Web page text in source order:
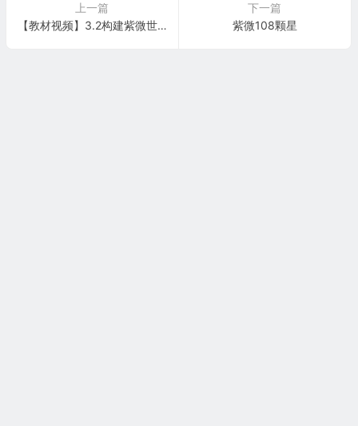
上一篇
【教材视频】3.2构建紫微世界观(1)
下一篇
紫微108颗星